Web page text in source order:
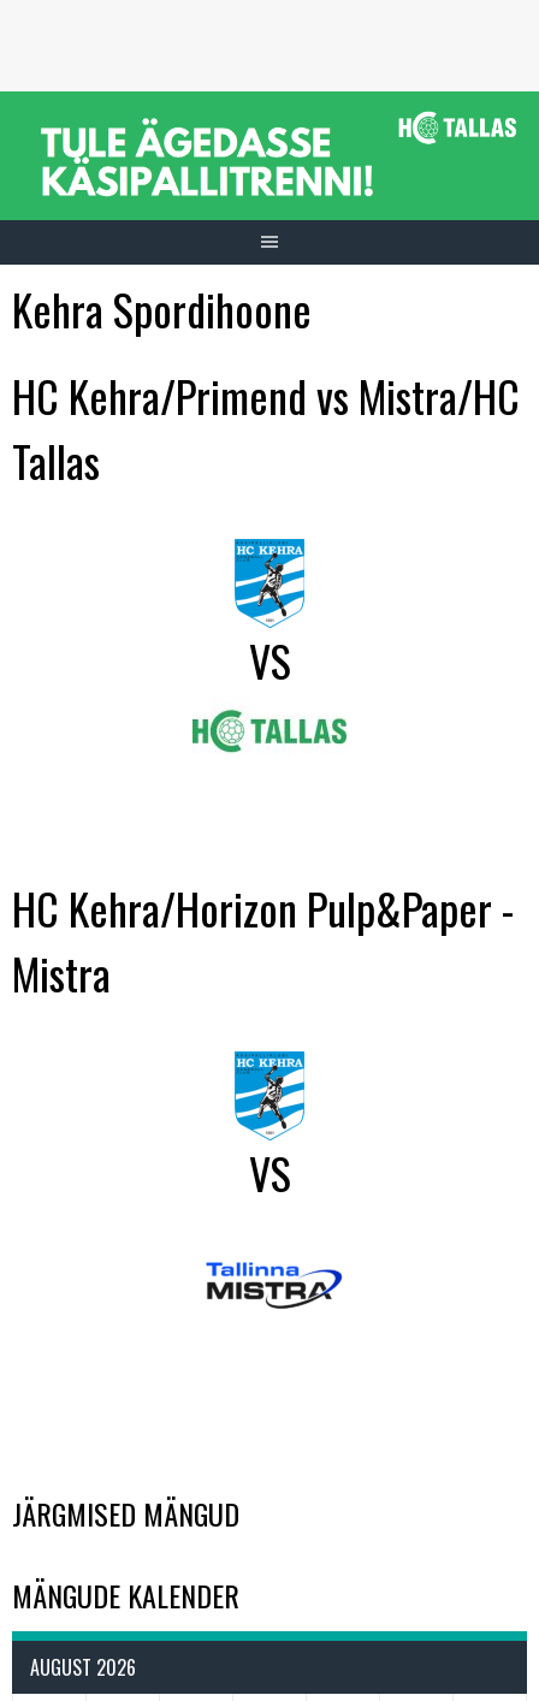
Kehra Spordihoone
HC Kehra/Primend vs Mistra/HC
Tallas
VS
HC Kehra/Horizon Pulp&Paper -
Mistra
VS
JÄRGMISED MÄNGUD
MÄNGUDE KALENDER
AUGUST 2026